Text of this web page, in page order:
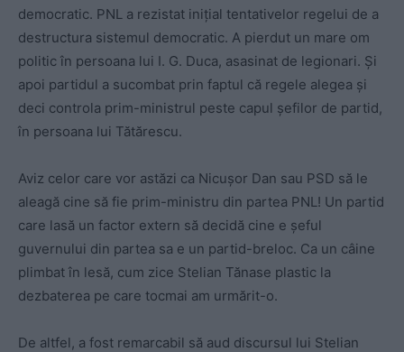
democratic. PNL a rezistat inițial tentativelor regelui de a
destructura sistemul democratic. A pierdut un mare om
politic în persoana lui I. G. Duca, asasinat de legionari. Și
apoi partidul a sucombat prin faptul că regele alegea și
deci controla prim-ministrul peste capul șefilor de partid,
în persoana lui Tătărescu.
Aviz celor care vor astăzi ca Nicușor Dan sau PSD să le
aleagă cine să fie prim-ministru din partea PNL! Un partid
care lasă un factor extern să decidă cine e șeful
guvernului din partea sa e un partid-breloc. Ca un câine
plimbat în lesă, cum zice Stelian Tănase plastic la
dezbaterea pe care tocmai am urmărit-o.
De altfel, a fost remarcabil să aud discursul lui Stelian